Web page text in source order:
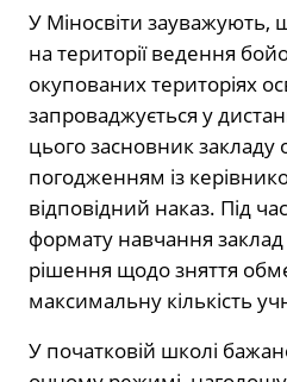
У Міносвіти зауважують,
на території ведення
окупованих територіях
запроваджується у
цього засновник закладу
погодженням із
відповідний наказ. Під
формату навчання
рішення щодо зняття
максимальну кількість
У початковій школі